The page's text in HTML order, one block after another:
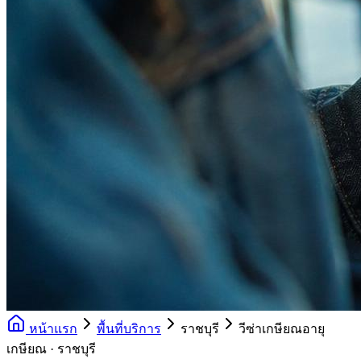
หน้าแรก พื้นที่บริการ ราชบุรี
วีซ่าเกษียณอายุ
เกษียณ · ราชบุรี